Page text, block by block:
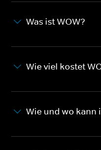
Was ist WOW?
Wie viel kostet
Wie und wo kann